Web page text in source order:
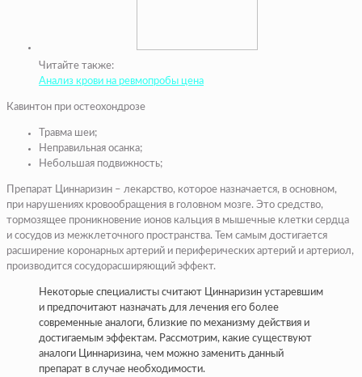
Читайте также:
Анализ крови на ревмопробы цена
Кавинтон при остеохондрозе
Травма шеи;
Неправильная осанка;
Небольшая подвижность;
Препарат Циннаризин – лекарство, которое назначается, в основном,
при нарушениях кровообращения в головном мозге. Это средство,
тормозящее проникновение ионов кальция в мышечные клетки сердца
и сосудов из межклеточного пространства. Тем самым достигается
расширение коронарных артерий и периферических артерий и артериол,
производится сосудорасширяющий эффект.
Некоторые специалисты считают Циннаризин устаревшим
и предпочитают назначать для лечения его более
современные аналоги, близкие по механизму действия и
достигаемым эффектам. Рассмотрим, какие существуют
аналоги Циннаризина, чем можно заменить данный
препарат в случае необходимости.